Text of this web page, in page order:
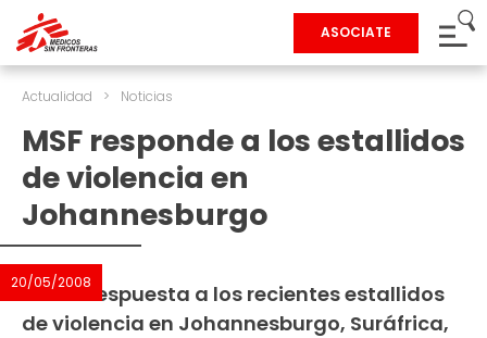
ASOCIATE
Actualidad > Noticias
MSF responde a los estallidos
de violencia en
Johannesburgo
20/05/2008
Como respuesta a los recientes estallidos
de violencia en Johannesburgo, Suráfrica,